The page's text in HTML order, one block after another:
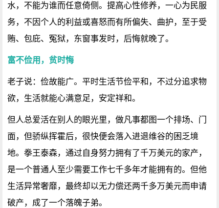
水，不能为谁而任意倚侧。提高心性修养，一心为民服
务，不因个人的利益或喜怒而有所偏失、曲护，至于受
贿、包庇、冤狱，东窗事发时，后悔就晚了。
富不俭用，贫时悔
老子说：俭故能广。平时生活节俭平和，不过分追求物
欲，生活就能心满意足，安定祥和。
但人总爱活在别人的眼光里，做凡事都图一个排场、门
面，但骄纵挥霍后，很快便会落入进退维谷的困乏境
地。拳王泰森，通过自身努力拥有了千万美元的家产，
是一个普通人至少需要工作七千多年才能拥有的。但他
生活异常奢靡，最终却以无力偿还两千多万美元而申请
破产，成了一个落魄子弟。